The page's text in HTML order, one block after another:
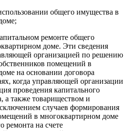
общего имущества в
ремонте общего
доме. Эти сведения
организацией по решению
помещений в
на основании договора
когда управляющей организации
проведения капитального
а также товариществом и
случаев формирования
в многоквартирном доме
ремонта на счете